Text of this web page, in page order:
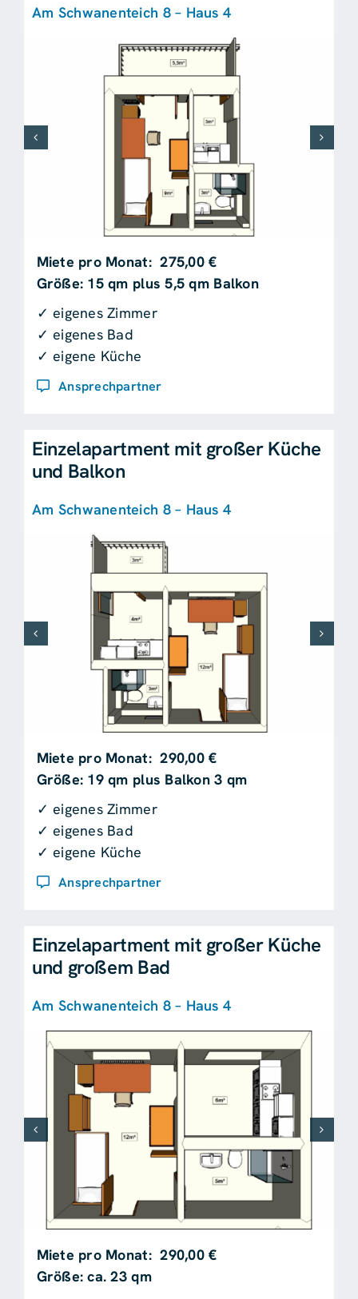
Am Schwanenteich 8 – Haus 4
Miete pro Monat: 275,00 €
Größe: 15 qm plus 5,5 qm Balkon
✓ eigenes Zimmer
✓ eigenes Bad
✓ eigene Küche
Ansprechpartner
Einzelapartment mit großer Küche
und Balkon
Am Schwanenteich 8 – Haus 4
Miete pro Monat: 290,00 €
Größe: 19 qm plus Balkon 3 qm
✓ eigenes Zimmer
✓ eigenes Bad
✓ eigene Küche
Ansprechpartner
Einzelapartment mit großer Küche
und großem Bad
Am Schwanenteich 8 – Haus 4
Miete pro Monat: 290,00 €
Größe: ca. 23 qm